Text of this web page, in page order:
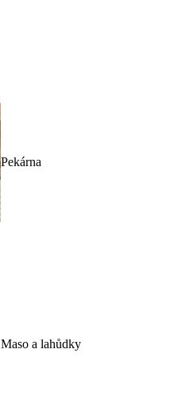
Pekárna
Maso a lahůdky